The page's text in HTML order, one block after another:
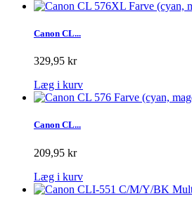
Canon CL...
329,95 kr
Læg i kurv
Canon CL...
209,95 kr
Læg i kurv